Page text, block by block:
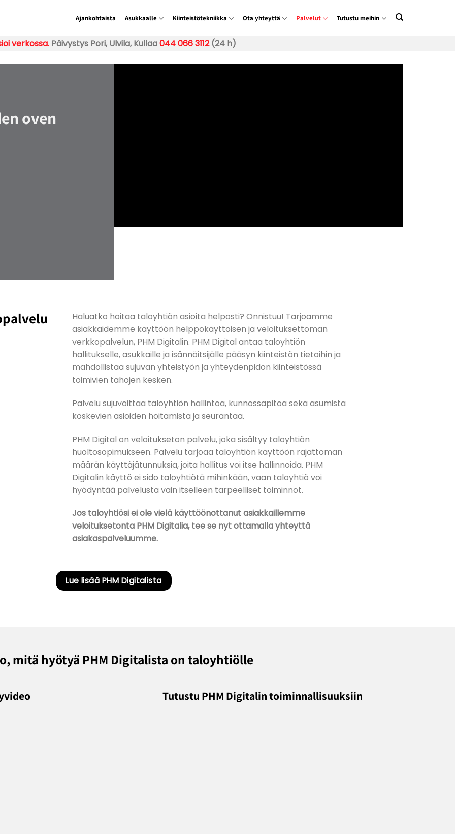
Ajankohtaista Asukkaalle Kiinteistötekniikka Ota yhteyttä Palvelut Tutustu meihin
verkossa.Päivystys Pori, Ulvila, Kullaa044 066 3112(24 h)
oven
Haluatko hoitaa taloyhtiön asioita helposti? Onnistuu! Tarjoamme
asiakkaidemme käyttöön helppokäyttöisen ja veloituksettoman
verkkopalvelun, PHM Digitalin. PHM Digital antaa taloyhtiön
hallitukselle, asukkaille ja isännöitsijälle pääsyn kiinteistön tietoihin ja
mahdollistaa sujuvan yhteistyön ja yhteydenpidon kiinteistössä
toimivien tahojen kesken.
Palvelu sujuvoittaa taloyhtiön hallintoa, kunnossapitoa sekä asumista
koskevien asioiden hoitamista ja seurantaa.
PHM Digital on veloitukseton palvelu, joka sisältyy taloyhtiön
huoltosopimukseen. Palvelu tarjoaa taloyhtiön käyttöön rajattoman
määrän käyttäjätunnuksia, joita hallitus voi itse hallinnoida. PHM
Digitalin käyttö ei sido taloyhtiötä mihinkään, vaan taloyhtiö voi
hyödyntää palvelusta vain itselleen tarpeelliset toiminnot.
Jos taloyhtiösi ei ole vielä käyttöönottanut asiakkaillemme
veloituksetonta PHM Digitalia, tee se nyt ottamalla yhteyttä
asiakaspalveluumme.
Lue lisää PHM Digitalista
mitä hyötyä PHM Digitalista on taloyhtiölle
Tutustu PHM Digitalin toiminnallisuuksiin